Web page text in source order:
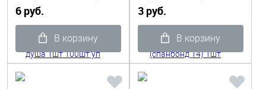
6 руб.
В корзину
3 руб.
В корзину